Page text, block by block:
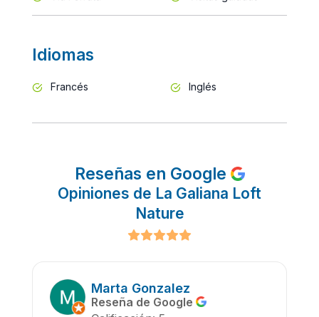
Idiomas
Francés Inglés
Reseñas en Google
Opiniones de La Galiana Loft
Nature
Marta Gonzalez
Reseña de Google